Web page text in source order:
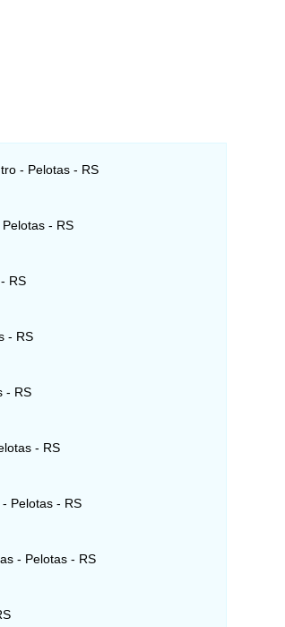
- Pelotas - RS
- RS
RS
- RS
- RS
- RS
Pelotas - RS
- Pelotas - RS